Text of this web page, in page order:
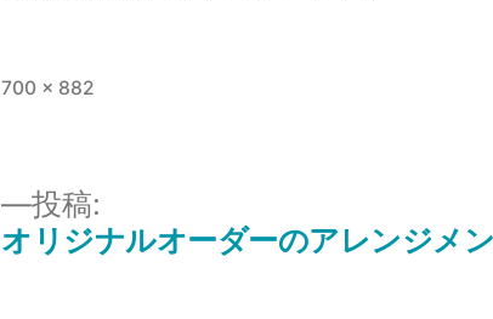
フ
ズ
700 × 882
投稿:
オリジナルオーダーのアレンジメ